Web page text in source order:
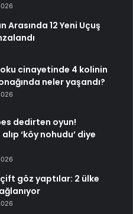
Arasında 12 Yeni Uçuş
cinayetinde 4 kolinin
neler yaşandı?
dedirten oyun!
‘köy nohudu’ diye
göz yaptılar: 2 ülke